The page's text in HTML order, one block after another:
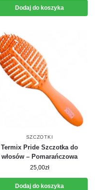
Dodaj do koszyka
SZCZOTKI
Termix Pride Szczotka do
włosów – Pomarańczowa
25,00zł
Dodaj do koszyka